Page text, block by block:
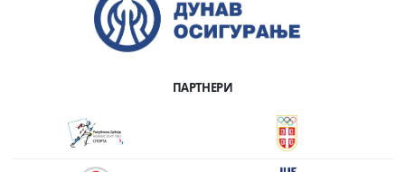
ПАРТНЕРИ